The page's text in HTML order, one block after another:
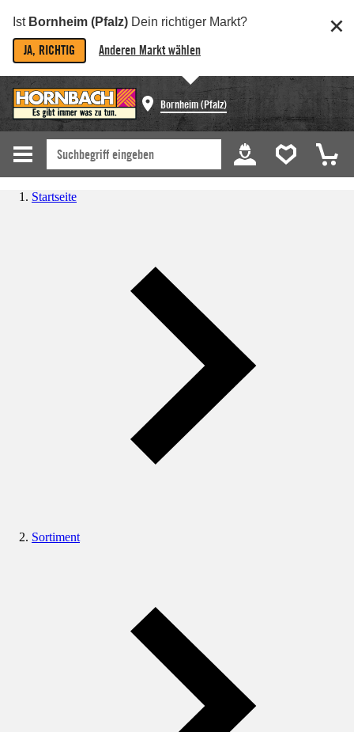
Ist Bornheim (Pfalz) Dein richtiger Markt?
JA, RICHTIG Anderen Markt wählen
Bornheim (Pfalz)
Startseite
Sortiment